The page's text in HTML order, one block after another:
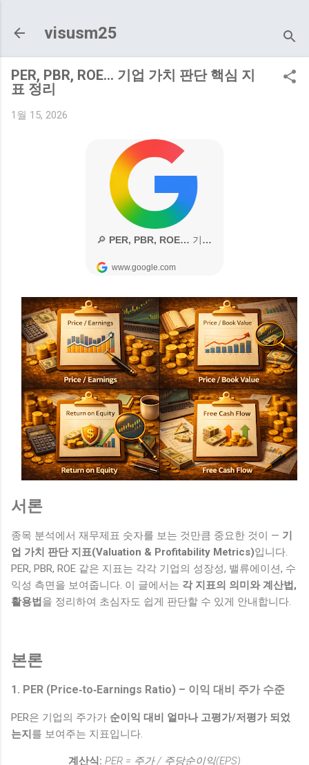
visusm25
PER, PBR, ROE… 기업 가치 판단 핵심 지
표 정리
1월 15, 2026
서론
종목 분석에서 재무제표 숫자를 보는 것만큼 중요한 것이 — 기
업 가치 판단 지표(Valuation & Profitability Metrics)입니다.
PER, PBR, ROE 같은 지표는 각각 기업의 성장성, 밸류에이션, 수
익성 측면을 보여줍니다. 이 글에서는 각 지표의 의미와 계산법,
활용법 을 정리하여 초심자도 쉽게 판단할 수 있게 안내합니다.
본론
1. PER (Price‑to‑Earnings Ratio) – 이익 대비 주가 수준
PER은 기업의 주가가 순이익 대비 얼마나 고평가/저평가 되었
는지 를 보여주는 지표입니다.
계산식: PER = 주가 / 주당순이익(EPS)